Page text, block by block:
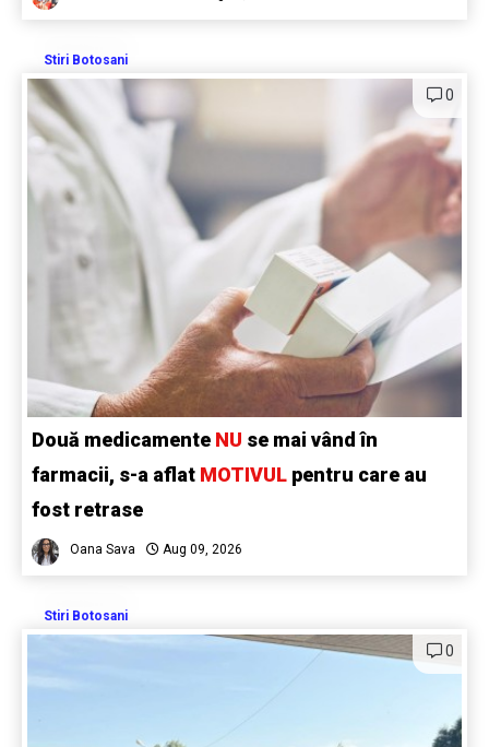
Stiri Botosani
0
Două medicamente NU se mai vând în
farmacii, s-a aflat MOTIVUL pentru care au
fost retrase
Oana Sava Aug 09, 2026
Stiri Botosani
0